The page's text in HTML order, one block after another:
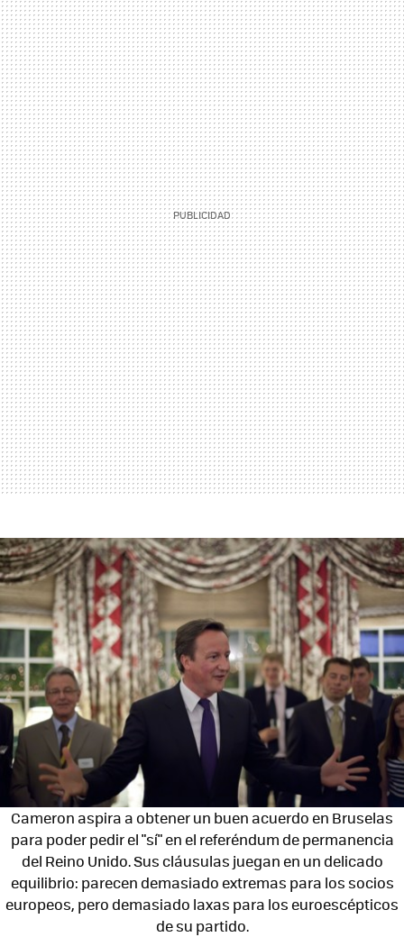
Cameron aspira a obtener un buen acuerdo en Bruselas
para poder pedir el "sí" en el referéndum de permanencia
del Reino Unido. Sus cláusulas juegan en un delicado
equilibrio: parecen demasiado extremas para los socios
europeos, pero demasiado laxas para los euroescépticos
de su partido.